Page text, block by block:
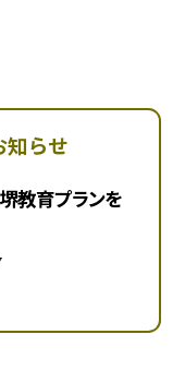
らせ
育プランを